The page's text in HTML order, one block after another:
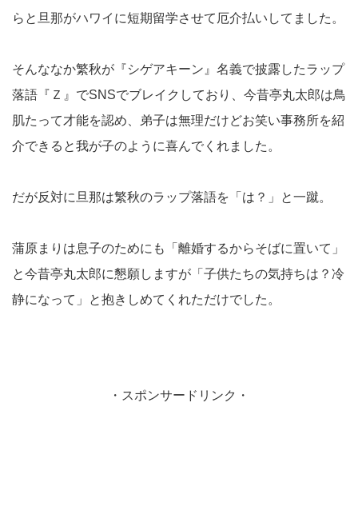
らと旦那がハワイに短期留学させて厄介払いしてました。
そんななか繁秋が『シゲアキーン』名義で披露したラップ
落語『Ｚ』でSNSでブレイクしており、今昔亭丸太郎は鳥
肌たって才能を認め、弟子は無理だけどお笑い事務所を紹
介できると我が子のように喜んでくれました。
だが反対に旦那は繁秋のラップ落語を「は？」と一蹴。
蒲原まりは息子のためにも「離婚するからそばに置いて」
と今昔亭丸太郎に懇願しますが「子供たちの気持ちは？冷
静になって」と抱きしめてくれただけでした。
・スポンサードリンク・